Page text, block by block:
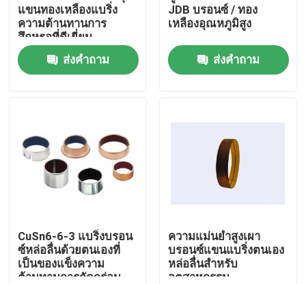
ทัวร์โรงงาน
ควบคุมคุณภาพ
ขอใบเสนอราคา
ตลับลูกปืนหล่อลื่นด้วยตนเอง
ตลับลูกปืนบรอนซ์หล่อลื่นด้วยตนเอง
ตลับลูกปืนหล่อลื่นด้วยตนเอง
แขนทองเหลืองแบริ่ง
ความต้านทานการ
สึกหรอที่ดีเยี่ยม
ส่งคำถาม
JDB บรอนซ์ / ทอง
เหลืองอุณหภูมิสูง
ส่งคำถาม
CuSn6-6-3 แบริ่งบรอน
ซ์หล่อลื่นด้วยตนเองที่
เป็นของแข็งความ
ต้านทานการกัดกร่อน
ความแม่นยำสูงเผา
บรอนซ์แขนแบริ่งตนเอง
หล่อลื่นสำหรับ
อุตสาหกรรม